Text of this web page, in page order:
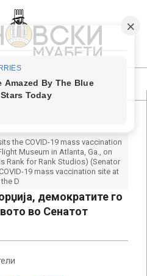
the COVID-19 mass vaccination
Museum in Atlanta, Ga., on
Rank for Rank Studios) (Senator
19 mass vaccination site at
the D
демократите го
во Сенатот